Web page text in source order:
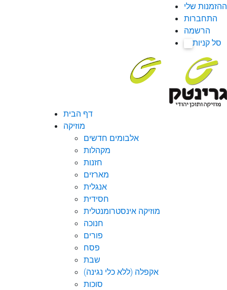
ההזמנות שלי
התחברות
הרשמה
סל קניות
דף הבית
מוזיקה
אלבומים חדשים
מקהלות
חזנות
מארזים
אנגלית
חסידית
מוזיקה אינסטרומנטלית
חנוכה
פורים
פסח
שבת
אקפלה (ללא כלי נגינה)
סוכות